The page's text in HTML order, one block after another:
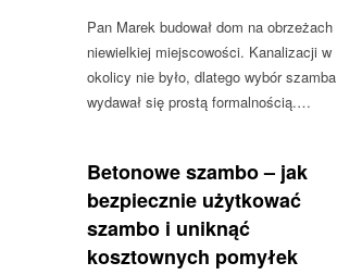
Pan Marek budował dom na obrzeżach
niewielkiej miejscowości. Kanalizacji w
okolicy nie było, dlatego wybór szamba
wydawał się prostą formalnością.…
Betonowe szambo – jak
bezpiecznie użytkować
szambo i uniknąć
kosztownych pomyłek